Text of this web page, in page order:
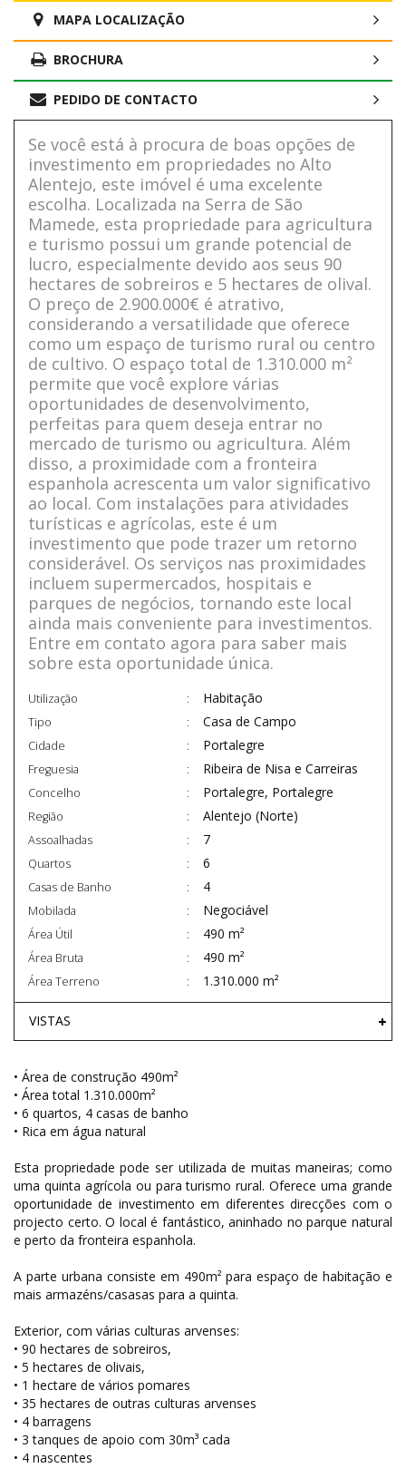
MAPA LOCALIZAÇÃO
BROCHURA
PEDIDO DE CONTACTO
Se você está à procura de boas opções de
investimento em propriedades no Alto
Alentejo, este imóvel é uma excelente
escolha. Localizada na Serra de São
Mamede, esta propriedade para agricultura
e turismo possui um grande potencial de
lucro, especialmente devido aos seus 90
hectares de sobreiros e 5 hectares de olival.
O preço de 2.900.000€ é atrativo,
considerando a versatilidade que oferece
como um espaço de turismo rural ou centro
de cultivo. O espaço total de 1.310.000 m²
permite que você explore várias
oportunidades de desenvolvimento,
perfeitas para quem deseja entrar no
mercado de turismo ou agricultura. Além
disso, a proximidade com a fronteira
espanhola acrescenta um valor significativo
ao local. Com instalações para atividades
turísticas e agrícolas, este é um
investimento que pode trazer um retorno
considerável. Os serviços nas proximidades
incluem supermercados, hospitais e
parques de negócios, tornando este local
ainda mais conveniente para investimentos.
Entre em contato agora para saber mais
sobre esta oportunidade única.
Utilização Habitação
Tipo Casa de Campo
Cidade Portalegre
Freguesia Ribeira de Nisa e Carreiras
Concelho Portalegre, Portalegre
Região Alentejo (Norte)
Assoalhadas 7
Quartos 6
Casas de Banho 4
Mobilada Negociável
Área Útil 490 m²
Área Bruta 490 m²
Área Terreno 1.310.000 m²
VISTAS
• Área de construção 490m²
• Área total 1.310.000m²
• 6 quartos, 4 casas de banho
• Rica em água natural
Esta propriedade pode ser utilizada de muitas maneiras; como
uma quinta agrícola ou para turismo rural. Oferece uma grande
oportunidade de investimento em diferentes direcções com o
projecto certo. O local é fantástico, aninhado no parque natural
e perto da fronteira espanhola.
A parte urbana consiste em 490m² para espaço de habitação e
mais armazéns/casasas para a quinta.
Exterior, com várias culturas arvenses:
• 90 hectares de sobreiros,
• 5 hectares de olivais,
• 1 hectare de vários pomares
• 35 hectares de outras culturas arvenses
• 4 barragens
• 3 tanques de apoio com 30m³ cada
• 4 nascentes